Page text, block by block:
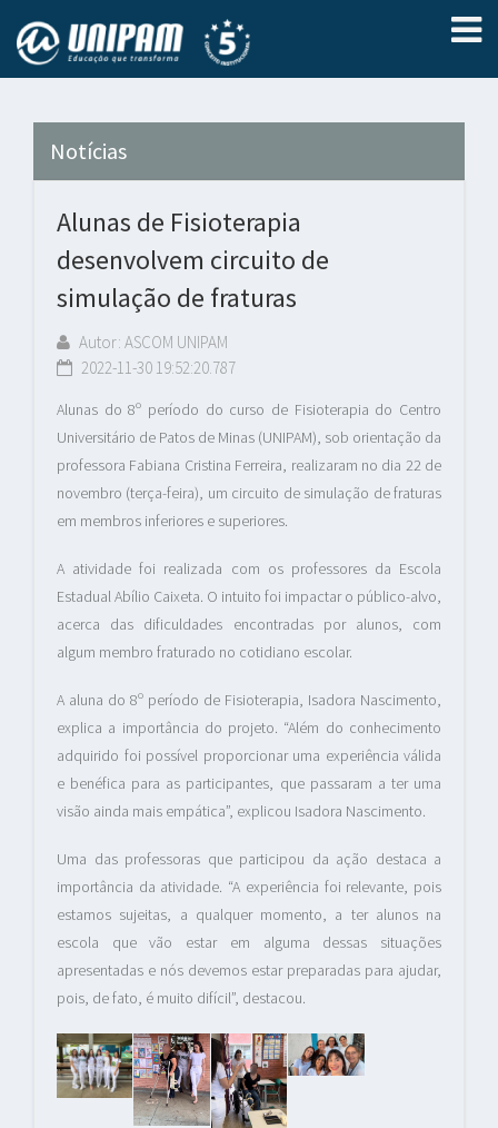
Notícias
Alunas de Fisioterapia
desenvolvem circuito de
simulação de fraturas
Autor: ASCOM UNIPAM
2022-11-30 19:52:20.787
Alunas do 8º período do curso de Fisioterapia do Centro
Universitário de Patos de Minas (UNIPAM), sob orientação da
professora Fabiana Cristina Ferreira, realizaram no dia 22 de
novembro (terça-feira), um circuito de simulação de fraturas
em membros inferiores e superiores.
A atividade foi realizada com os professores da Escola
Estadual Abílio Caixeta. O intuito foi impactar o público-alvo,
acerca das dificuldades encontradas por alunos, com
algum membro fraturado no cotidiano escolar.
A aluna do 8º período de Fisioterapia, Isadora Nascimento,
explica a importância do projeto. “Além do conhecimento
adquirido foi possível proporcionar uma experiência válida
e benéfica para as participantes, que passaram a ter uma
visão ainda mais empática”, explicou Isadora Nascimento.
Uma das professoras que participou da ação destaca a
importância da atividade. “A experiência foi relevante, pois
estamos sujeitas, a qualquer momento, a ter alunos na
escola que vão estar em alguma dessas situações
apresentadas e nós devemos estar preparadas para ajudar,
pois, de fato, é muito difícil”, destacou.